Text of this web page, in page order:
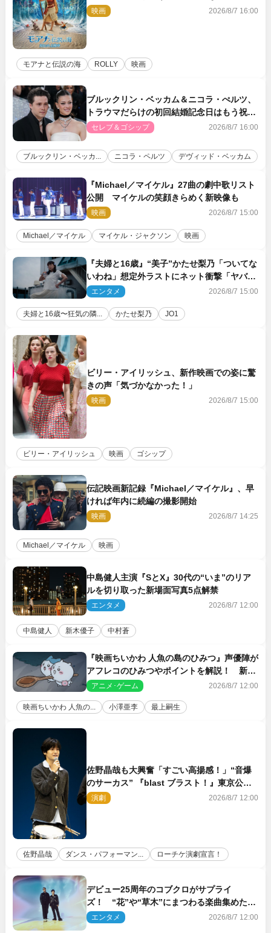
「シャイニー」本編映像解禁
映画 2026/8/7 16:00
モアナと伝説の海 ROLLY 映画
ブルックリン・ベッカム＆ニコラ・ぺルツ、
トラウマだらけの初回結婚記念日はもう祝わ
ない
セレブ＆ゴシップ 2026/8/7 16:00
ブルックリン・ベッカ... ニコラ・ペルツ デヴィッド・ベッカム
『Michael／マイケル』27曲の劇中歌リスト
公開 マイケルの笑顔きらめく新映像も
映画 2026/8/7 15:00
Michael／マイケル マイケル・ジャクソン 映画
『夫婦と16歳』“美子”かたせ梨乃「ついてな
いわね」想定外ラストにネット衝撃「ヤバす
ぎ…」「怖えぇ」（ネタバレあり）
エンタメ 2026/8/7 15:00
夫婦と16歳〜狂気の隣... かたせ梨乃 JO1
ビリー・アイリッシュ、新作映画での姿に驚
きの声「気づかなかった！」
映画 2026/8/7 15:00
ビリー・アイリッシュ 映画 ゴシップ
伝記映画新記録『Michael／マイケル』、早
ければ年内に続編の撮影開始
映画 2026/8/7 14:25
Michael／マイケル 映画
中島健人主演『SとX』30代の“いま”のリア
ルを切り取った新場面写真5点解禁
エンタメ 2026/8/7 12:00
中島健人 新木優子 中村蒼
『映画ちいかわ 人魚の島のひみつ』声優陣が
アフレコのひみつやポイントを解説！ 新カ
ットも到着
アニメ･ゲーム 2026/8/7 12:00
映画ちいかわ 人魚の... 小澤亜李 最上嗣生
佐野晶哉も大興奮「すごい高揚感！」“音爆
のサーカス” 『blast ブラスト！』東京公演
が開幕！
演劇 2026/8/7 12:00
佐野晶哉 ダンス・パフォーマン... ローチケ演劇宣言！
デビュー25周年のコブクロがサプライ
ズ！ “花”や“草木”にまつわる楽曲集めた新
コンセプトアルバムを“花の日”に配信リリー
ス
エンタメ 2026/8/7 12:00